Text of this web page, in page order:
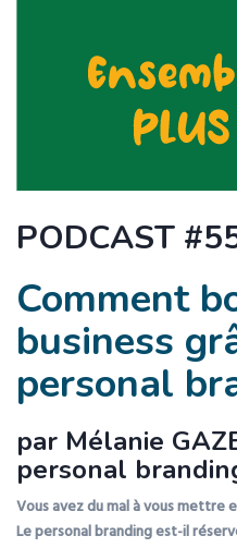
PODCAST
Comment
business
personal
par Mélanie
personal
Vous avez du mal à vous mettre
Le personal branding est-il